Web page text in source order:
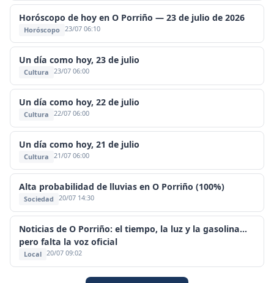
Horóscopo de hoy en O Porriño — 23 de julio de 2026
Horóscopo 23/07 06:10
Un día como hoy, 23 de julio
Cultura 23/07 06:00
Un día como hoy, 22 de julio
Cultura 22/07 06:00
Un día como hoy, 21 de julio
Cultura 21/07 06:00
Alta probabilidad de lluvias en O Porriño (100%)
Sociedad 20/07 14:30
Noticias de O Porriño: el tiempo, la luz y la gasolina...
pero falta la voz oficial
Local 20/07 09:02